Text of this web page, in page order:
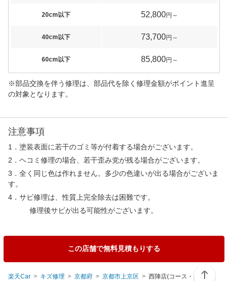
20cm以下 52,800円～
40cm以下 73,700円～
60cm以下 85,800円～
※部品交換を伴う修理は、部品代を除く修理金額がポイント進呈
の対象となります。
注意事項
1．塗装表面に若干のゴミ等が付着する場合がございます。
2．ヘコミ修理の場合、若干歪み党が残る場合がございます。
3．全く同じ色は作れません。多少の色違いが出る場合がございま
す。
4．サビ修理は、性質上完全除去は困難です。
修理後サビが出る可能性がございます。
この店舗で無料見積もりする
楽天Car キズ修理 京都府 京都市上京区 西陣店(コース・料金)